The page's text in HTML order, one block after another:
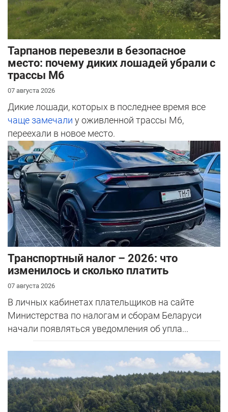
Тарпанов перевезли в безопасное
место: почему диких лошадей убрали с
трассы М6
07 августа 2026
Дикие лошади, которых в последнее время все
чаще замечали у оживленной трассы М6,
переехали в новое место.
Транспортный налог – 2026: что
изменилось и сколько платить
07 августа 2026
В личных кабинетах плательщиков на сайте
Министерства по налогам и сборам Беларуси
начали появляться уведомления об упла...